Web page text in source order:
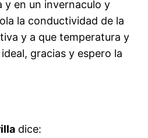
y en un invernaculo y
la conductividad de la
y a que temperatura y
gracias y espero la
dice: